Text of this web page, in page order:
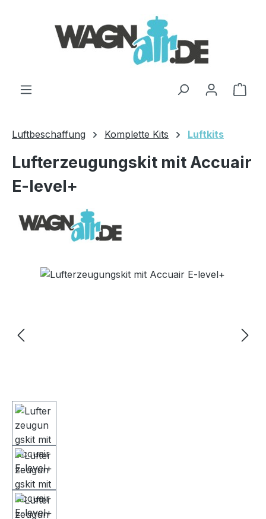
Luftbeschaffung Komplette Kits Luftkits
Lufterzeugungskit mit Accuair
E-level+
Bildergalerie überspringen